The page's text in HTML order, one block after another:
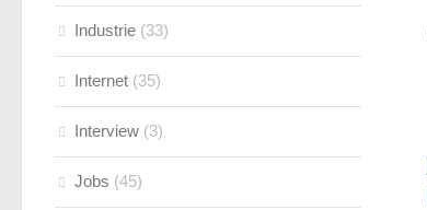
Industrie (33)
Internet (35)
Interview (3)
Jobs (45)